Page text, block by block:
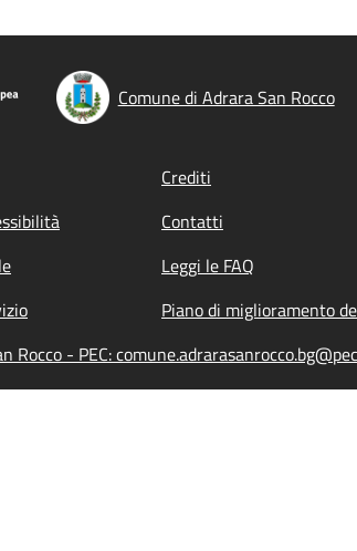
Comune di Adrara San Rocco
Crediti
Contatti
Leggi le FAQ
Piano di miglioramento
Rocco - PEC: